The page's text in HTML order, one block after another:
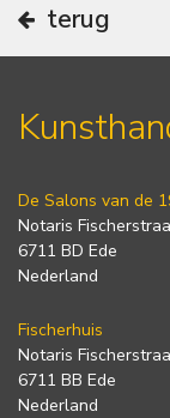
terug
De Salons van de
Notaris
6711 BD Ede
Nederland
Fischerhuis
Notaris
6711 BB Ede
Nederland